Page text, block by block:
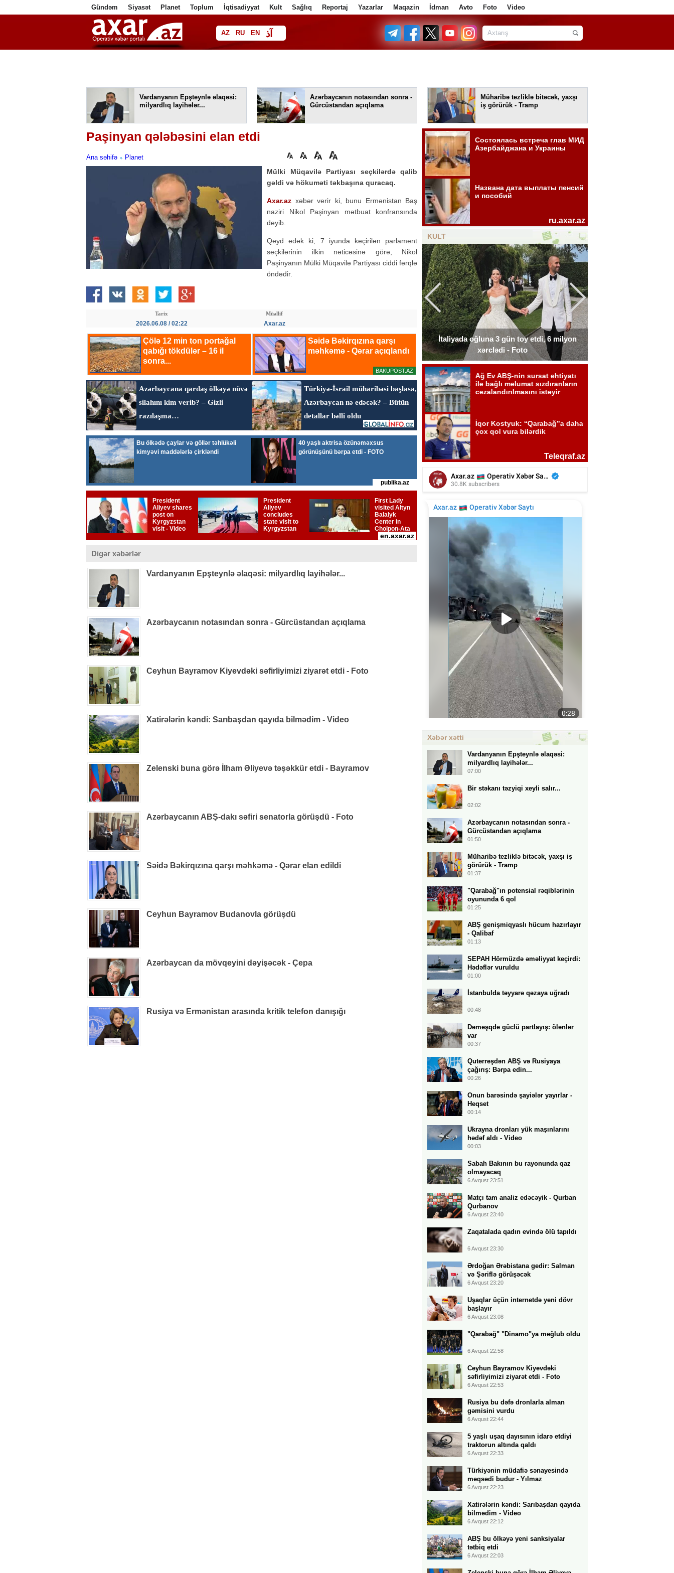
Gündəm Siyasət Planet Toplum İqtisadiyyat Kult Sağlıq Reportaj Yazarlar Maqazin İdman Avto Foto Video
AZ RU EN آذ
فا
Vardanyanın Epşteynlə əlaqəsi:
milyardlıq layihələr...
Azərbaycanın notasından sonra -
Gürcüstandan açıqlama
Müharibə tezliklə bitəcək, yaxşı
iş görürük - Tramp
Paşinyan qələbəsini elan etdi
Ana səhifə Planet
Mülki Müqavilə Partiyası seçkilərdə qalib
gəldi və hökuməti təkbaşına quracaq.
Axar.az xəbər verir ki, bunu Ermənistan Baş
naziri Nikol Paşinyan mətbuat konfransında
deyib.
Qeyd edək ki, 7 iyunda keçirilən parlament
seçkilərinin ilkin nəticəsinə görə, Nikol
Paşinyanın Mülki Müqavilə Partiyası ciddi fərqlə
öndədir.
Tarix
2026.06.08 / 02:22
Müəllif
Axar.az
Digər xəbərlər
Vardanyanın Epşteynlə əlaqəsi: milyardlıq layihələr...
Azərbaycanın notasından sonra - Gürcüstandan açıqlama
Ceyhun Bayramov Kiyevdəki səfirliyimizi ziyarət etdi - Foto
Xatirələrin kəndi: Sarıbaşdan qayıda bilmədim - Video
Zelenski buna görə İlham Əliyevə təşəkkür etdi - Bayramov
Azərbaycanın ABŞ-dakı səfiri senatorla görüşdü - Foto
Səidə Bəkirqızına qarşı məhkəmə - Qərar elan edildi
Ceyhun Bayramov Budanovla görüşdü
Azərbaycan da mövqeyini dəyişəcək - Çepa
Rusiya və Ermənistan arasında kritik telefon danışığı
KULT
Elçinin Fəxri xiyabandakı qəbirüstü abidəsi -
Foto
İtaliyada oğluna 3 gün toy etdi, 6 milyon
xərclədi - Foto
Elçinin Fəxri xiyabandakı qəbirüstü abidəsi -
İtaliyada oğluna 3 gün toy etdi, 6 milyon
Xəbər xətti
Vardanyanın Epşteynlə əlaqəsi:
milyardlıq layihələr...
07:00
Bir stəkanı təzyiqi xeyli salır...
02:02
Azərbaycanın notasından sonra -
Gürcüstandan açıqlama
01:50
Müharibə tezliklə bitəcək, yaxşı iş
görürük - Tramp
01:37
"Qarabağ"ın potensial rəqiblərinin
oyununda 6 qol
01:25
ABŞ genişmiqyaslı hücum hazırlayır
- Qalibaf
01:13
SEPAH Hörmüzdə əməliyyat keçirdi:
Hədəflər vuruldu
01:00
İstanbulda təyyarə qəzaya uğradı
00:48
Dəməşqdə güclü partlayış: ölənlər
var
00:37
Quterreşdən ABŞ və Rusiyaya
çağırış: Bərpa edin...
00:26
Onun barəsində şayiələr yayırlar -
Heqset
00:14
Ukrayna dronları yük maşınlarını
hədəf aldı - Video
00:03
Sabah Bakının bu rayonunda qaz
olmayacaq
6 Avqust 23:51
Matçı tam analiz edəcəyik - Qurban
Qurbanov
6 Avqust 23:40
Zaqatalada qadın evində ölü tapıldı
6 Avqust 23:30
Ərdoğan Ərəbistana gedir: Salman
və Şəriflə görüşəcək
6 Avqust 23:20
Uşaqlar üçün internetdə yeni dövr
başlayır
6 Avqust 23:08
"Qarabağ" "Dinamo"ya məğlub oldu
6 Avqust 22:58
Ceyhun Bayramov Kiyevdəki
səfirliyimizi ziyarət etdi - Foto
6 Avqust 22:53
Rusiya bu dəfə dronlarla alman
gəmisini vurdu
6 Avqust 22:44
5 yaşlı uşaq dayısının idarə etdiyi
traktorun altında qaldı
6 Avqust 22:33
Türkiyənin müdafiə sənayesində
məqsədi budur - Yılmaz
6 Avqust 22:23
Xatirələrin kəndi: Sarıbaşdan qayıda
bilmədim - Video
6 Avqust 22:12
ABŞ bu ölkəyə yeni sanksiyalar
tətbiq etdi
6 Avqust 22:03